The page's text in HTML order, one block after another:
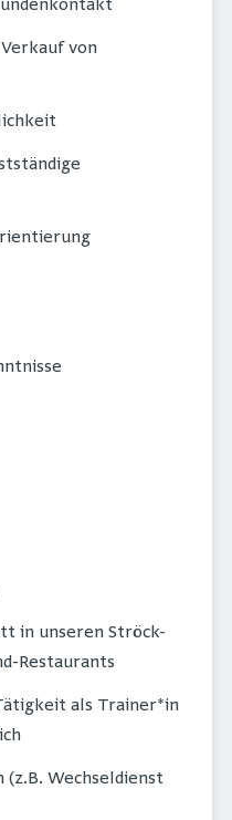
von
in unseren Ströck-
Restaurants
als Trainer*in
Wechseldienst